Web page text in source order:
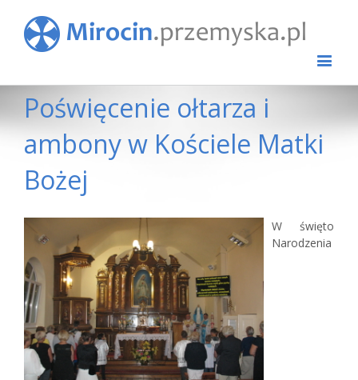
Poświęcenie ołtarza i
ambony w Kościele Matki
Bożej
View
Larger
Image
W święto
Narodzenia